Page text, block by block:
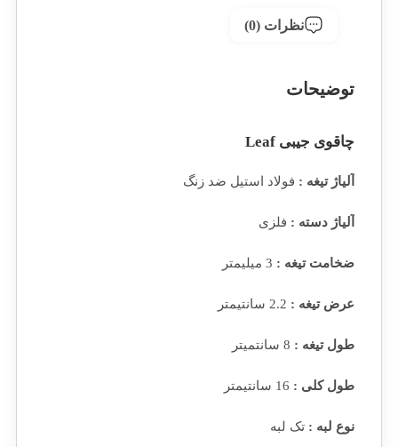
نظرات (0)
توضیحات
چاقوی جیبی Leaf
آلیاژ تیغه : فولاد استیل ضد زنگ
آلیاژ دسته : فلزی
ضخامت تیغه :
عرض تیغه :
طول تیغه :
طول کلی :
نوع لبه : تک لبه